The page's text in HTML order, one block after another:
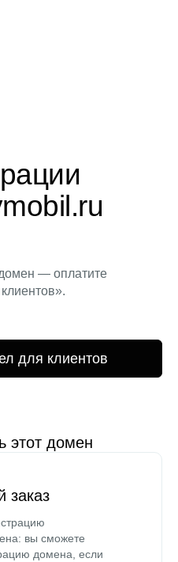
— оплатите
для клиентов
этот домен
заказ
вы сможете
домена, если